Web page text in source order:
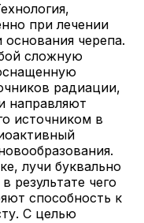
при лечении
основания черепа.
сложную
радиации,
направляют
источником в
лучи буквально
результате чего
способность к
С целью